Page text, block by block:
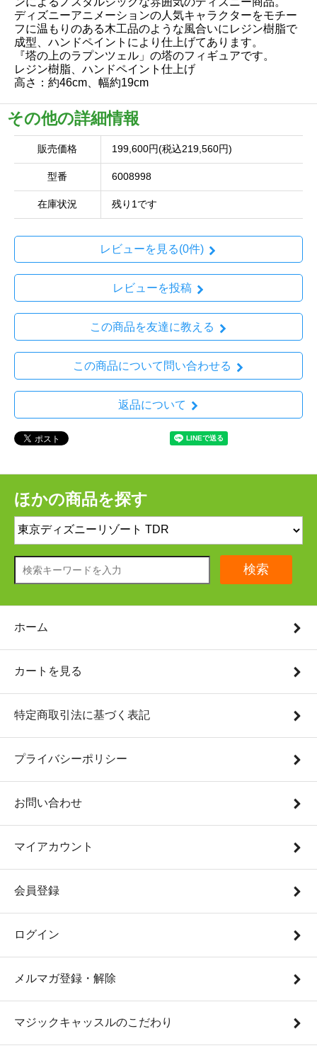
ディズニーアニメーションの人気キャラクターをモチー
フに温もりのある木工品のような風合いにレジン樹脂で
成型、ハンドペイントにより仕上げてあります。
『塔の上のラプンツェル」の塔のフィギュアです。
レジン樹脂、ハンドペイント仕上げ
高さ：約46cm、幅約19cm
その他の詳細情報
販売価格 199,600円(税込219,560円)
型番 6008998
在庫状況 残り1です
レビューを見る(0件)
レビューを投稿
この商品を友達に教える
この商品について問い合わせる
返品について
ほかの商品を探す
検索
ホーム
カートを見る
特定商取引法に基づく表記
プライバシーポリシー
お問い合わせ
マイアカウント
会員登録
ログイン
メルマガ登録・解除
マジックキャッスルのこだわり